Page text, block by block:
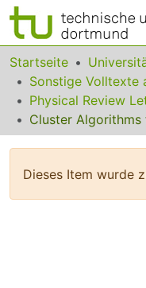
Bereiche &
Das gesamte
Statistiken
Startseite
Physical Review
Dieses Item wurde